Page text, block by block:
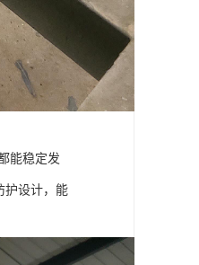
能稳定发
护设计，能